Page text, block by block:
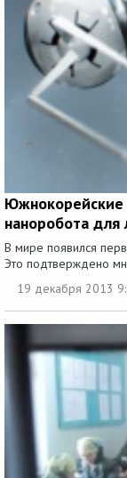
Южнокорейские
наноробота для
В мире появился
Это подтверждено
19 декабря 2013